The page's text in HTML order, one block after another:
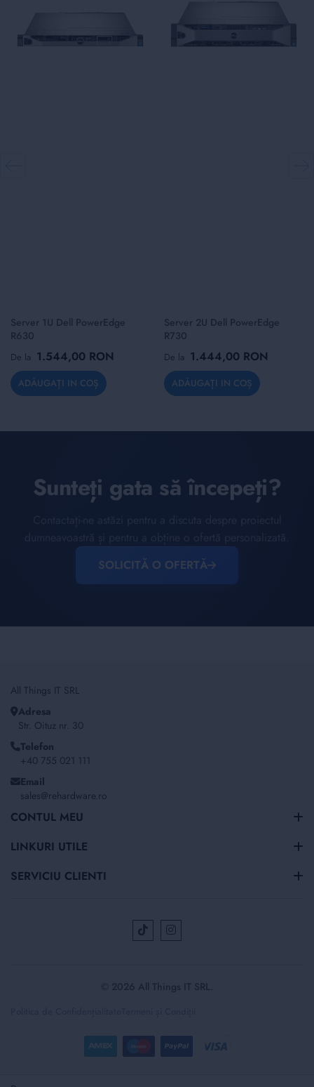
Server 1U Dell PowerEdge
R630
De la 1.544,00 RON
ADĂUGAȚI IN COȘ
Server 2U Dell PowerEdge
R730
De la 1.444,00 RON
ADĂUGAȚI IN COȘ
Sunteți gata să începeți?
SOLICITĂ O OFERTĂ
All Things IT SRL
Adresa
Str. Oituz nr. 30
Telefon
+40 755 021 111
Email
sales@rehardware.ro
CONTUL MEU
LINKURI UTILE
SERVICIU CLIENTI
© 2026 All Things IT SRL.